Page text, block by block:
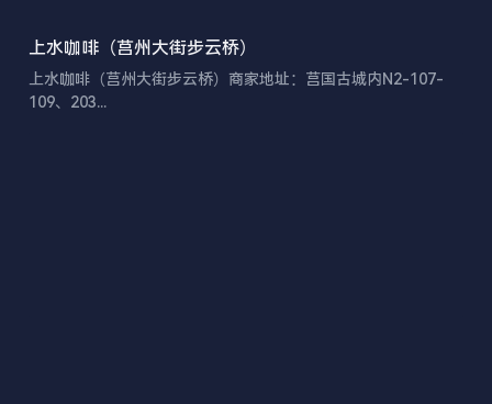
上水咖啡（莒州大街步云桥）
上水咖啡（莒州大街步云桥）商家地址：莒国古城内N2-107-
109、203...